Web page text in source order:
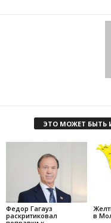
ЭТО МОЖЕТ БЫТЬ
Федор Гагауз
раскритиковал
в